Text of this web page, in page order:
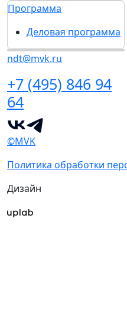
Программа
Деловая программа
ndt@mvk.ru
+7 (495) 846 94
64
©MVK
Политика обработки
Дизайн